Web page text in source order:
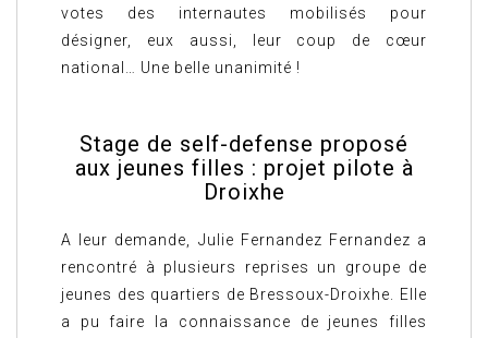
votes des internautes mobilisés pour
désigner, eux aussi, leur coup de cœur
national… Une belle unanimité !
Stage de self-defense proposé
aux jeunes filles : projet pilote à
Droixhe
A leur demande, Julie Fernandez Fernandez a
rencontré à plusieurs reprises un groupe de
jeunes des quartiers de Bressoux-Droixhe. Elle
a pu faire la connaissance de jeunes filles